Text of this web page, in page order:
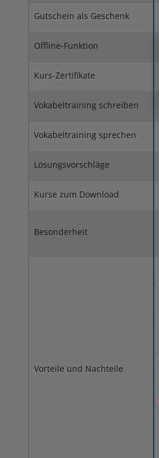
Gutschein als Geschenk
Offline-Funktion
Kurs-Zertifikate
Vokabeltraining schreiben
Vokabeltraining sprechen
Lösungsvorschläge
Kurse zum Download
Besonderheit
Vorteile und Nachteile